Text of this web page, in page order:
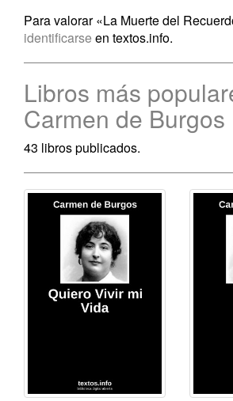
Para valorar «La Muerte del
identificarse en textos.info.
Libros más
Carmen de Burgos
43 libros publicados.